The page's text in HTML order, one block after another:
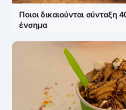
Ποιοι δικαιούνται σύνταξη
ένσημα